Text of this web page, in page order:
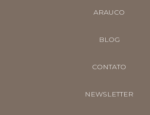
ARAUCO
BLOG
CONTATO
NEWSLETTER